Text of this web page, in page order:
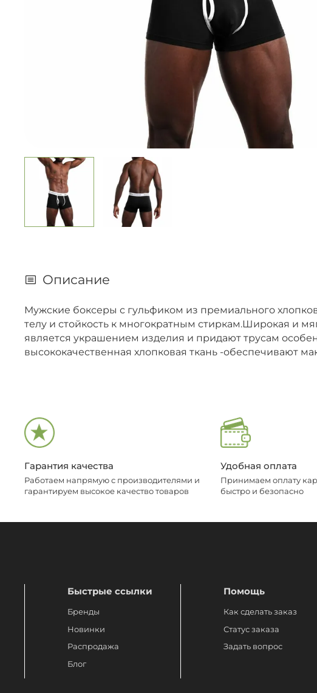
Описание
Мужские боксеры с гульфиком из премиального
телу и стойкость к многократным стиркам.Широкая и
является украшением изделия и придают трусам
высококачественная хлопковая ткань -обеспечивают
Гарантия качества
Работаем напрямую с производителями и
гарантируем высокое качество товаров
Удобная оплата
Принимаем оплату
быстро и безопасно
Быстрые ссылки
Бренды
Новинки
Распродажа
Блог
Помощь
Как сделать заказ
Статус заказа
Задать вопрос